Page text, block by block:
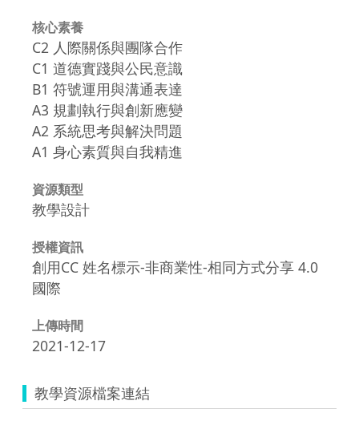
核心素養
C2 人際關係與團隊合作
C1 道德實踐與公民意識
B1 符號運用與溝通表達
A3 規劃執行與創新應變
A2 系統思考與解決問題
A1 身心素質與自我精進
資源類型
教學設計
授權資訊
創用CC 姓名標示-非商業性-相同方式分享 4.0
國際
上傳時間
2021-12-17
教學資源檔案連結